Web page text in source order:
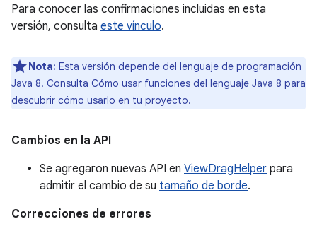
Para conocer las confirmaciones incluidas en esta
versión, consulta este vínculo.
Nota: Esta versión depende del lenguaje de programación
Java 8. Consulta Cómo usar funciones del lenguaje Java 8 para
descubrir cómo usarlo en tu proyecto.
Cambios en la API
Se agregaron nuevas API en ViewDragHelper para
admitir el cambio de su tamaño de borde.
Correcciones de errores